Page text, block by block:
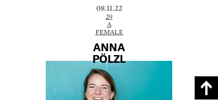
08.11.22
29
A
FEMALE
ANNA
PÖLZL